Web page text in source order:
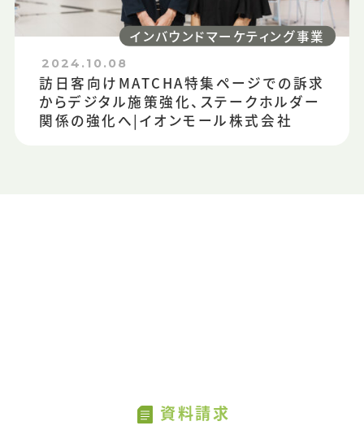
インバウンドマーケティング事業
2024.10.08
訪日客向けMATCHA特集ページでの訴求
からデジタル施策強化、ステークホルダー
関係の強化へ|イオンモール株式会社
US
資料請求